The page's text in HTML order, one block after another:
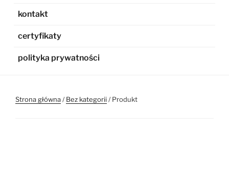
kontakt
certyfikaty
polityka prywatności
Strona główna/Bez kategorii / Produkt